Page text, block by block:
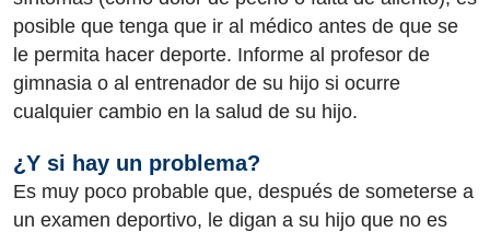
posible que tenga que ir al médico antes de que se
le permita hacer deporte. Informe al profesor de
gimnasia o al entrenador de su hijo si ocurre
cualquier cambio en la salud de su hijo.
¿Y si hay un problema?
Es muy poco probable que, después de someterse a
un examen deportivo, le digan a su hijo que no es